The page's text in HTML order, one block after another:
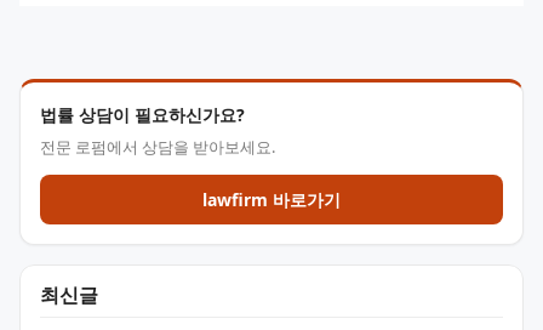
법률 상담이 필요하신가요?
전문 로펌에서 상담을 받아보세요.
lawfirm 바로가기
최신글